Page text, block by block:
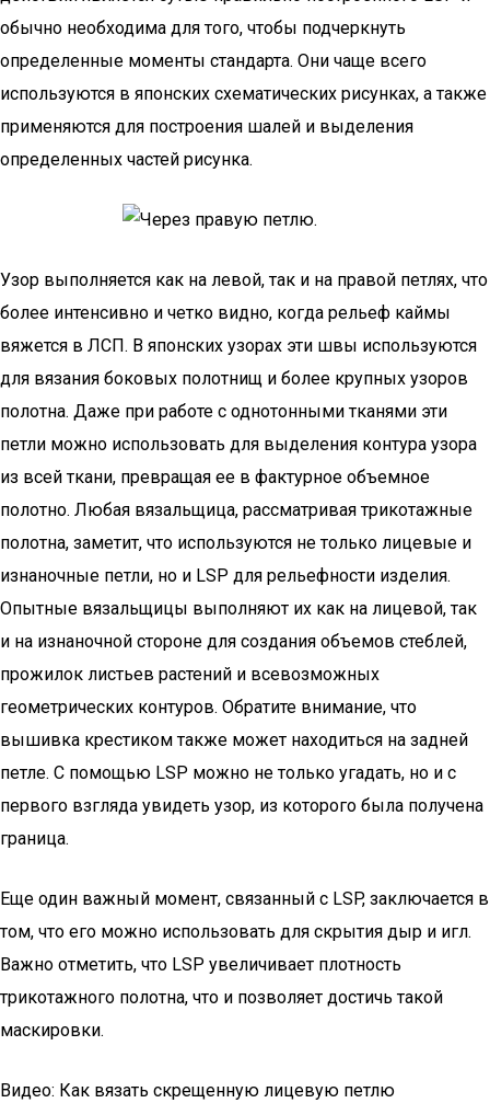
обычно необходима для того, чтобы подчеркнуть
определенные моменты стандарта. Они чаще всего
используются в японских схематических рисунках, а также
применяются для построения шалей и выделения
определенных частей рисунка.
Узор выполняется как на левой, так и на правой петлях, что
более интенсивно и четко видно, когда рельеф каймы
вяжется в ЛСП. В японских узорах эти швы используются
для вязания боковых полотнищ и более крупных узоров
полотна. Даже при работе с однотонными тканями эти
петли можно использовать для выделения контура узора
из всей ткани, превращая ее в фактурное объемное
полотно. Любая вязальщица, рассматривая трикотажные
полотна, заметит, что используются не только лицевые и
изнаночные петли, но и LSP для рельефности изделия.
Опытные вязальщицы выполняют их как на лицевой, так
и на изнаночной стороне для создания объемов стеблей,
прожилок листьев растений и всевозможных
геометрических контуров. Обратите внимание, что
вышивка крестиком также может находиться на задней
петле. С помощью LSP можно не только угадать, но и с
первого взгляда увидеть узор, из которого была получена
граница.
Еще один важный момент, связанный с LSP, заключается в
том, что его можно использовать для скрытия дыр и игл.
Важно отметить, что LSP увеличивает плотность
трикотажного полотна, что и позволяет достичь такой
маскировки.
Видео: Как вязать скрещенную лицевую петлю